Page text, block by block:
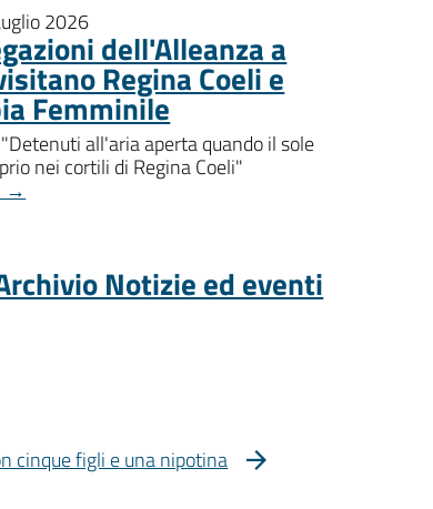
2026
dell'Alleanza a
Regina Coeli e
Femminile
all'aria aperta quando il sole
nei cortili di Regina Coeli"
→
Notizie ed eventi
cinque figli e una nipotina